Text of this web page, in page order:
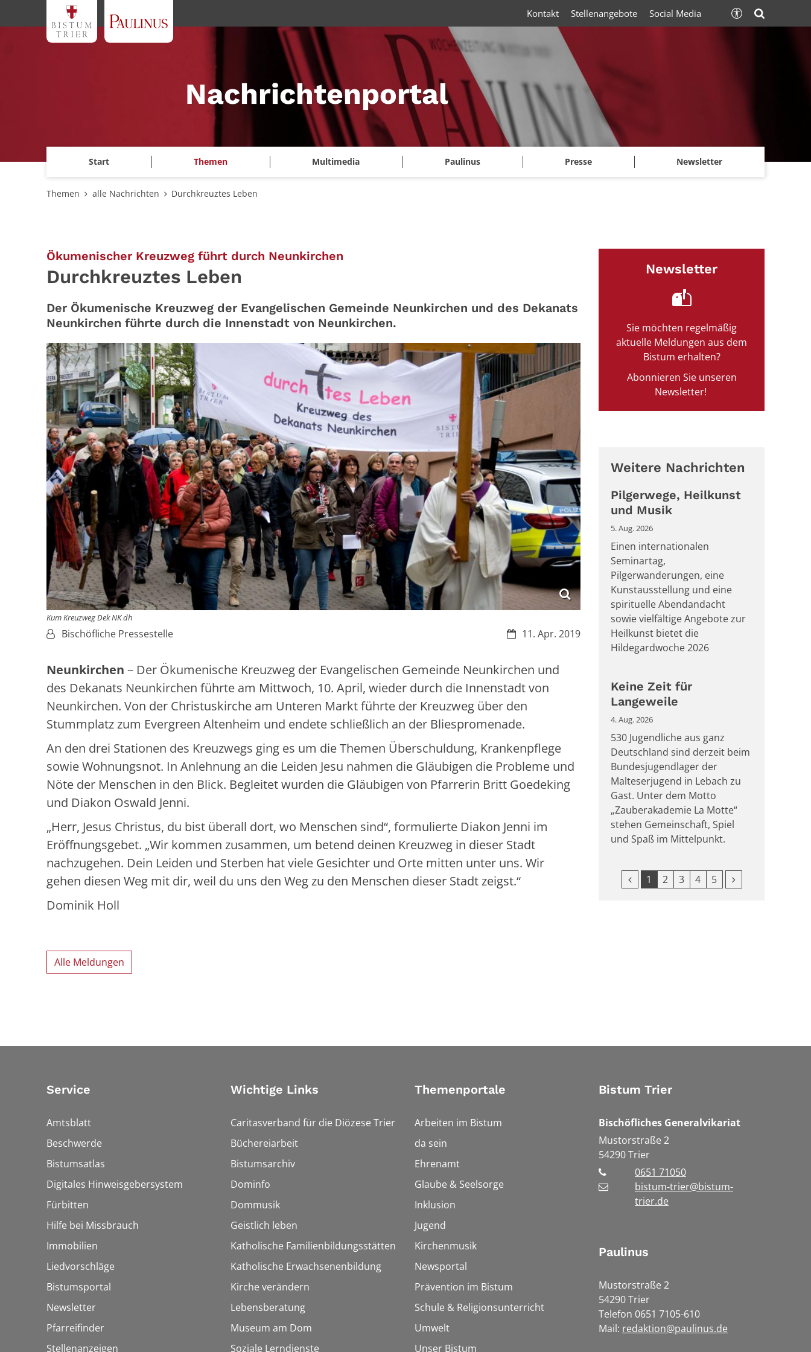
Zum Inhalt springen
Nachrichtenportal
Start Themen Multimedia Paulinus Presse Newsletter
Kontakt Stellenangebote Social Media
Themen alle Nachrichten Durchkreuztes Leben
Ökumenischer Kreuzweg führt durch Neunkirchen
Durchkreuztes Leben
Der Ökumenische Kreuzweg der Evangelischen Gemeinde Neunkirchen und des Dekanats
Neunkirchen führte durch die Innenstadt von Neunkirchen.
Kum Kreuzweg Dek NK dh
Datum:11. Apr. 2019
Von:Bischöfliche Pressestelle
Neunkirchen – Der Ökumenische Kreuzweg der Evangelischen Gemeinde Neunkirchen und
des Dekanats Neunkirchen führte am Mittwoch, 10. April, wieder durch die Innenstadt von
Neunkirchen. Von der Christuskirche am Unteren Markt führte der Kreuzweg über den
Stummplatz zum Evergreen Altenheim und endete schließlich an der Bliespromenade.
An den drei Stationen des Kreuzwegs ging es um die Themen Überschuldung, Krankenpflege
sowie Wohnungsnot. In Anlehnung an die Leiden Jesu nahmen die Gläubigen die Probleme und
Nöte der Menschen in den Blick. Begleitet wurden die Gläubigen von Pfarrerin Britt Goedeking
und Diakon Oswald Jenni.
„Herr, Jesus Christus, du bist überall dort, wo Menschen sind“, formulierte Diakon Jenni im
Eröffnungsgebet. „Wir kommen zusammen, um betend deinen Kreuzweg in dieser Stadt
nachzugehen. Dein Leiden und Sterben hat viele Gesichter und Orte mitten unter uns. Wir
gehen diesen Weg mit dir, weil du uns den Weg zu den Menschen dieser Stadt zeigst.“
Dominik Holl
Alle Meldungen
Newsletter
Sie möchten regelmäßig
aktuelle Meldungen aus dem
Bistum erhalten?
Abonnieren Sie unseren
Newsletter!
Weitere Nachrichten
Pilgerwege, Heilkunst
und Musik
5. Aug. 2026
Einen internationalen
Seminartag,
Pilgerwanderungen, eine
Kunstausstellung und eine
spirituelle Abendandacht
sowie vielfältige Angebote zur
Heilkunst bietet die
Hildegardwoche 2026
Keine Zeit für
Langeweile
4. Aug. 2026
530 Jugendliche aus ganz
Deutschland sind derzeit beim
Bundesjugendlager der
Malteserjugend in Lebach zu
Gast. Unter dem Motto
„Zauberakademie La Motte“
stehen Gemeinschaft, Spiel
und Spaß im Mittelpunkt.
Vorherige Seite
1 2 3 4 5 Nächste Seite
Service
Amtsblatt
Beschwerde
Bistumsatlas
Digitales Hinweisgebersystem
Fürbitten
Hilfe bei Missbrauch
Immobilien
Liedvorschläge
Bistumsportal
Newsletter
Pfarreifinder
Stellenanzeigen
Wichtige Links
Caritasverband für die Diözese Trier
Büchereiarbeit
Bistumsarchiv
Dominfo
Dommusik
Geistlich leben
Katholische Familienbildungsstätten
Katholische Erwachsenenbildung
Kirche verändern
Lebensberatung
Museum am Dom
Soziale Lerndienste
Themenportale
Arbeiten im Bistum
da sein
Ehrenamt
Glaube & Seelsorge
Inklusion
Jugend
Kirchenmusik
Newsportal
Prävention im Bistum
Schule & Religionsunterricht
Umwelt
Unser Bistum
Bistum Trier
Bischöfliches Generalvikariat
Mustorstraße 2
54290Trier
0651 71050
bistum-trier@bistum-
trier.de
Paulinus
Mustorstraße 2
54290 Trier
Telefon 0651 7105-610
Mail: redaktion@paulinus.de